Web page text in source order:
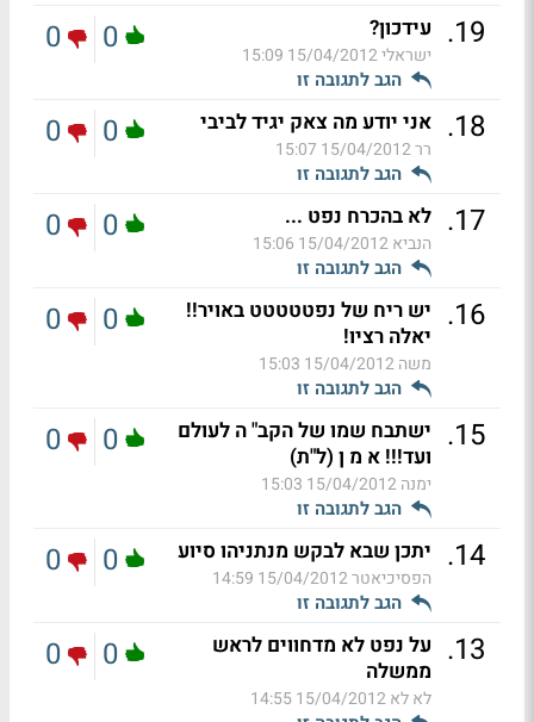
19
. עידכון?
ישראלי15/04/2012 15:09
הגב לתגובה זו
0
0
18
. אני יודע מה צאק יגיד לביבי
רר15/04/2012 15:07
הגב לתגובה זו
0
0
17
. לא בהכרח נפט ...
הנביא15/04/2012 15:06
הגב לתגובה זו
0
0
16
. יש ריח של נפטטטטט באויר!!
יאלה רציו!
משה15/04/2012 15:03
הגב לתגובה זו
0
0
15
. ישתבח שמו של הקב" ה לעולם
ועד!!! א מ ן (ל"ת)
ימנה15/04/2012 15:03
הגב לתגובה זו
0
0
14
. יתכן שבא לבקש מנתניהו סיוע
הפסיכיאטר15/04/2012 14:59
הגב לתגובה זו
0
0
13
. על נפט לא מדחווים לראש
ממשלה
לא לא15/04/2012 14:55
0
0